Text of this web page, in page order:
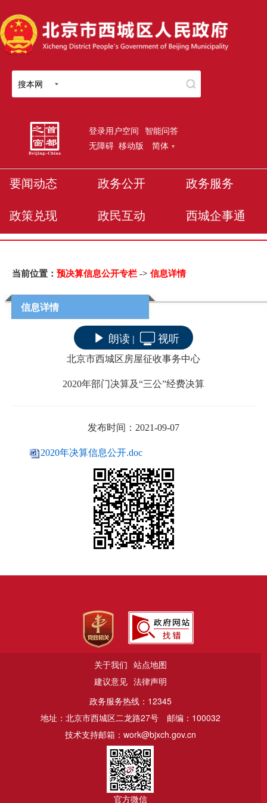
搜本网
登录用户空间 智能问答
无障碍 移动版 简体
要闻动态 政务公开 政务服务
政策兑现 政民互动 西城企事通
当前位置： 预决算信息公开专栏 -> 信息详情
信息详情
朗读 | 视听
北京市西城区房屋征收事务中心
2020年部门决算及“三公”经费决算
发布时间：2021-09-07
2020年决算信息公开.doc
关于我们 站点地图
建议意见 法律声明
政务服务热线：12345
地址：北京市西城区二龙路27号
邮编：100032
技术支持邮箱：work@bjxch.gov.cn
官方微信